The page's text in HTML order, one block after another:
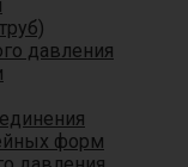
давления
форм